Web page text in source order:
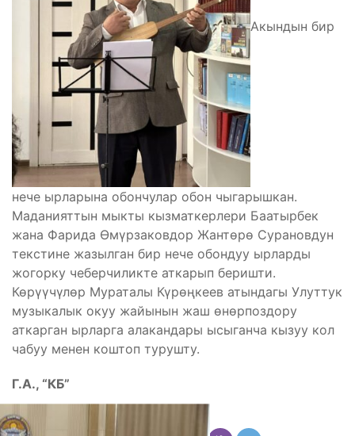
Акындын бир
нече ырларына обончулар обон чыгарышкан.
Маданияттын мыкты кызматкерлери Баатырбек
жана Фарида Өмүрзаковдор Жантөрө Сурановдун
текстине жазылган бир нече обондуу ырларды
жогорку чеберчиликте аткарып беришти.
Көрүүчүлөр Мураталы Күрөңкеев атындагы Улуттук
музыкалык окуу жайынын жаш өнөрпоздору
аткарган ырларга алакандары ысыганча кызуу кол
чабуу менен коштоп турушту.
Г.А., “КБ”